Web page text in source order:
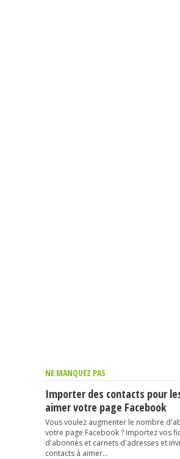
NE MANQUEZ PAS
Importer des contacts pour
aimer votre page Facebook
Vous voulez augmenter le nombre
votre page Facebook ? Importez vos
d'abonnés et carnets d'adresses et
contacts à aimer...